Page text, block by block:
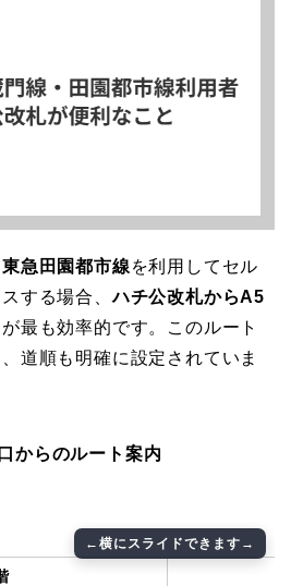
急田園都市線を利用してセル
する場合、ハチ公改札からA5
最も効率的です。このルート
道順も明確に設定されていま
からのルート案内